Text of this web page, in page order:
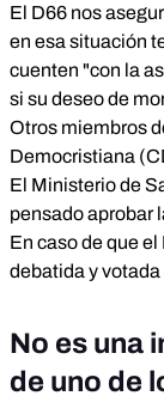
El D66 nos
en esa situación
cuenten "con la
si su deseo de
Otros miembros
Democristiana
El Ministerio de
pensado aprobar
En caso de que
debatida y
No es una
de uno de